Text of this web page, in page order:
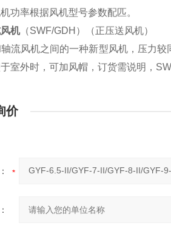
功率根据风机型号参数配匹。
机（SWF/GDH）（正压送风机）
流风机之间的一种新型风机，压力
室外时，可加风帽，订货需说明，
价